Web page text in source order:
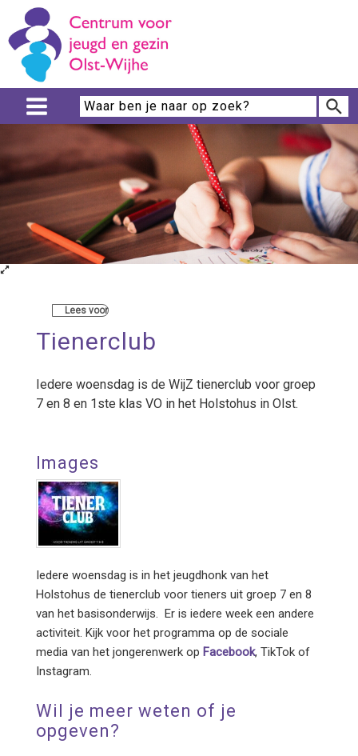
Lees voor
Tienerclub
Iedere woensdag is de WijZ tienerclub voor groep
7 en 8 en 1ste klas VO in het Holstohus in Olst.
Images
Iedere woensdag is in het jeugdhonk van het
Holstohus de tienerclub voor tieners uit groep 7 en 8
van het basisonderwijs. Er is iedere week een andere
activiteit. Kijk voor het programma op de sociale
media van het jongerenwerk op Facebook, TikTok of
Instagram.
Wil je meer weten of je
opgeven?